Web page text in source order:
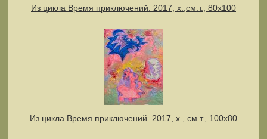
Из цикла Время приключений. 2017, х.,см.т., 80х100
Из цикла Время приключений. 2017, х., см.т., 100х80